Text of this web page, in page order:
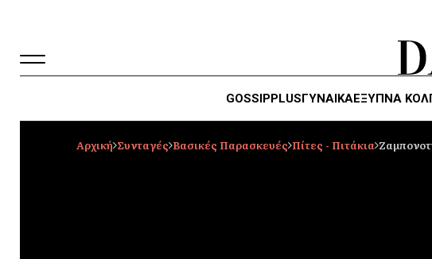
GOSSIPPLUSΓΥΝΑΙΚΑΈΞΥΠΝΑ
Αρχική Συνταγές Βασικές Παρασκευές Πίτες - Πιτάκια